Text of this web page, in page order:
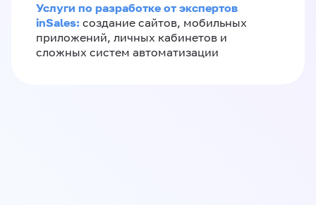
Услуги по разработке от экспертов
inSales: создание сайтов, мобильных
приложений, личных кабинетов и
сложных систем автоматизации